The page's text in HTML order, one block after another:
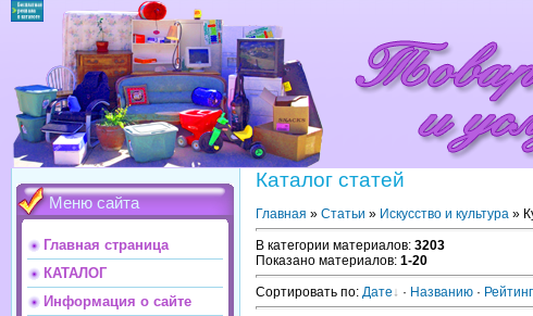
Меню сайта
Главная страница
КАТАЛОГ
Информация о сайте
Каталог статей
Главная » Статьи » Искусство и культура »
В категории материалов: 3203
Показано материалов: 1-20
Сортировать по: Дате · Названию ·